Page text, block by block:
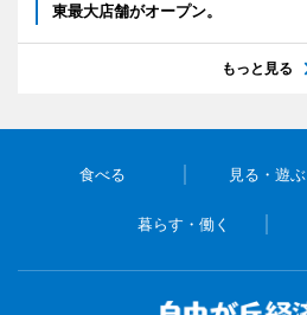
東最大店舗がオープン。
もっと見る
食べる 見る・遊ぶ
暮らす・働く